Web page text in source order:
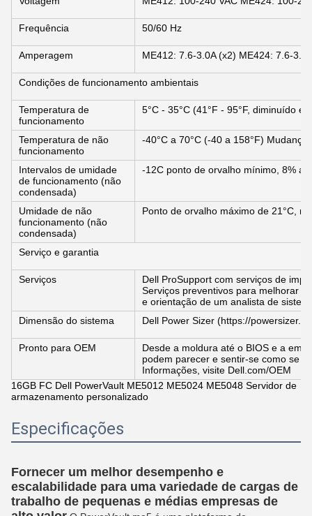
Frequência 50/60 Hz
Amperagem ME412: 7.6-3.0A (x2) ME424: 7.6-
Condições de funcionamento ambientais
Temperatura de
funcionamento
5°C - 35°C (41°F - 95°F, diminuído
Temperatura de não
funcionamento
-40°C a 70°C (-40 a 158°F)
Intervalos de umidade
de funcionamento (não
condensada)
-12C ponto de orvalho mínimo, 8% a
Umidade de não
funcionamento (não
condensada)
Ponto de orvalho máximo de 21°C,
Serviço e garantia
Serviços
Dell ProSupport com serviços de
Serviços preventivos para melhorar
e orientação de um analista de
Dimensão do sistema
Dell Power Sizer (https://
Pronto para OEM
Desde a moldura até o BIOS e a
podem parecer e sentir-se como se
Informações, visite Dell.com/OEM
16GB FC Dell PowerVault ME5012 ME5024 ME5048 Servidor de
armazenamento personalizado
Especificações
Fornecer um melhor desempenho e
escalabilidade para uma variedade de cargas de
trabalho de pequenas e médias empresas de